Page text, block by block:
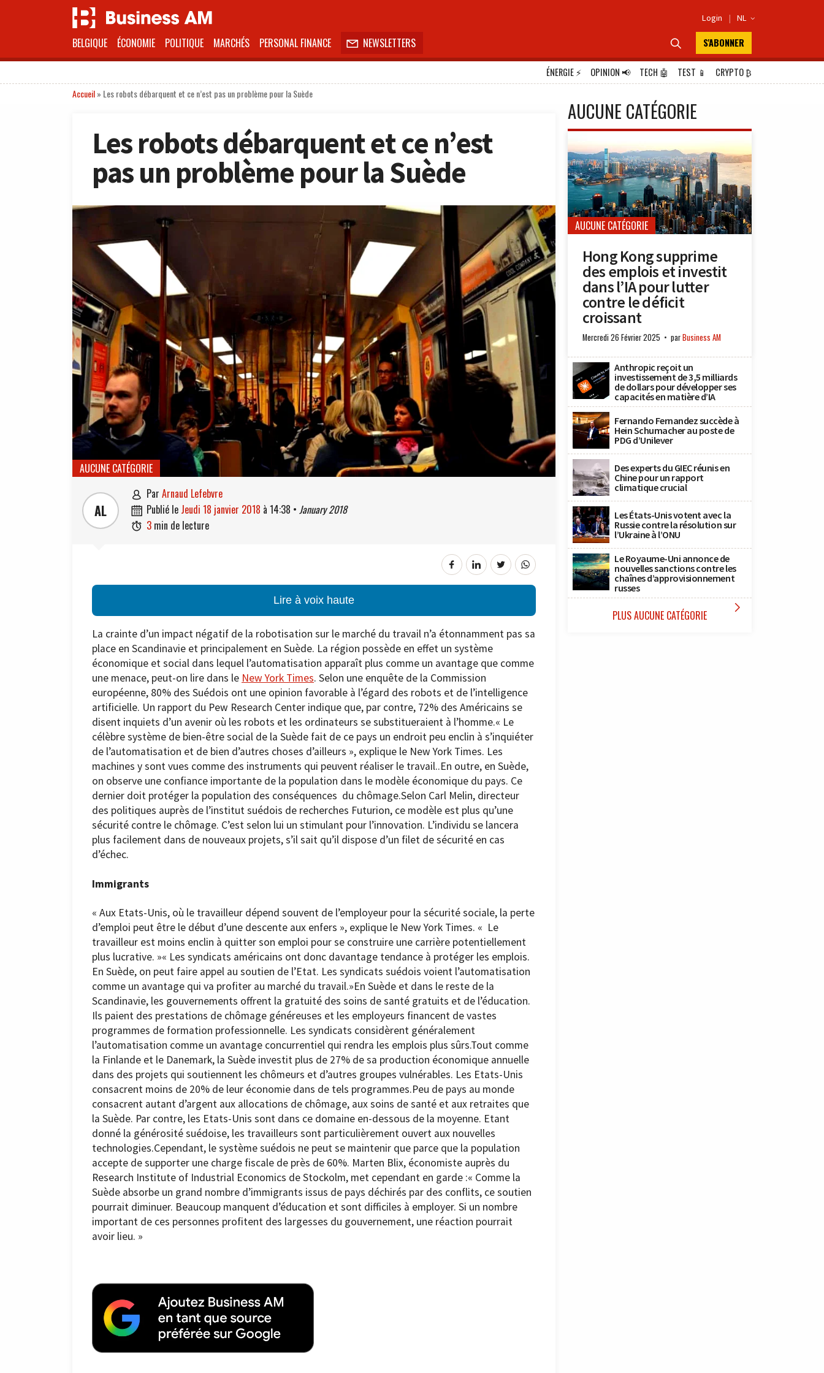
Login | NL 
BELGIQUE ÉCONOMIE POLITIQUE MARCHÉS PERSONAL FINANCE  NEWSLETTERS  S'ABONNER
ÉNERGIE⚡ OPINION📢 TECH 🤖 TEST 📱 CRYPTO₿
Accueil» Les robots débarquent et ce n’est pas un problème pour la Suède
Les robots débarquent et ce n’est
pas un problème pour la Suède
AUCUNE CATÉGORIE
AL
 par Arnaud Lefebvre
 publié le jeudi 18 janvier 2018 à 14:38 • January 2018
 3 min de lecture
Lire à voix haute
La crainte d’un impact négatif de la robotisation sur le marché du travail n’a étonnamment pas sa
place en Scandinavie et principalement en Suède. La région possède en effet un système
économique et social dans lequel l’automatisation apparaît plus comme un avantage que comme
une menace, peut-on lire dans le New York Times. Selon une enquête de la Commission
européenne, 80% des Suédois ont une opinion favorable à l’égard des robots et de l’intelligence
artificielle. Un rapport du Pew Research Center indique que, par contre, 72% des Américains se
disent inquiets d’un avenir où les robots et les ordinateurs se substitueraient à l’homme.« Le
célèbre système de bien-être social de la Suède fait de ce pays un endroit peu enclin à s’inquiéter
de l’automatisation et de bien d’autres choses d’ailleurs », explique le New York Times. Les
machines y sont vues comme des instruments qui peuvent réaliser le travail..En outre, en Suède,
on observe une confiance importante de la population dans le modèle économique du pays. Ce
dernier doit protéger la population des conséquences du chômage.Selon Carl Melin, directeur
des politiques auprès de l’institut suédois de recherches Futurion, ce modèle est plus qu’une
sécurité contre le chômage. C’est selon lui un stimulant pour l’innovation. L’individu se lancera
plus facilement dans de nouveaux projets, s’il sait qu’il dispose d’un filet de sécurité en cas
d’échec.
Immigrants
« Aux Etats-Unis, où le travailleur dépend souvent de l’employeur pour la sécurité sociale, la perte
d’emploi peut être le début d’une descente aux enfers », explique le New York Times. « Le
travailleur est moins enclin à quitter son emploi pour se construire une carrière potentiellement
plus lucrative. »« Les syndicats américains ont donc davantage tendance à protéger les emplois.
En Suède, on peut faire appel au soutien de l’Etat. Les syndicats suédois voient l’automatisation
comme un avantage qui va profiter au marché du travail.»En Suède et dans le reste de la
Scandinavie, les gouvernements offrent la gratuité des soins de santé gratuits et de l’éducation.
Ils paient des prestations de chômage généreuses et les employeurs financent de vastes
programmes de formation professionnelle. Les syndicats considèrent généralement
l’automatisation comme un avantage concurrentiel qui rendra les emplois plus sûrs.Tout comme
la Finlande et le Danemark, la Suède investit plus de 27% de sa production économique annuelle
dans des projets qui soutiennent les chômeurs et d’autres groupes vulnérables. Les Etats-Unis
consacrent moins de 20% de leur économie dans de tels programmes.Peu de pays au monde
consacrent autant d’argent aux allocations de chômage, aux soins de santé et aux retraites que
la Suède. Par contre, les Etats-Unis sont dans ce domaine en-dessous de la moyenne. Etant
donné la générosité suédoise, les travailleurs sont particulièrement ouvert aux nouvelles
technologies.Cependant, le système suédois ne peut se maintenir que parce que la population
accepte de supporter une charge fiscale de près de 60%. Marten Blix, économiste auprès du
Research Institute of Industrial Economics de Stockolm, met cependant en garde :« Comme la
Suède absorbe un grand nombre d’immigrants issus de pays déchirés par des conflits, ce soutien
pourrait diminuer. Beaucoup manquent d’éducation et sont difficiles à employer. Si un nombre
important de ces personnes profitent des largesses du gouvernement, une réaction pourrait
avoir lieu. »
AUCUNE CATÉGORIE
AUCUNE CATÉGORIE
Hong Kong supprime
des emplois et investit
dans l’IA pour lutter
contre le déficit
croissant
Mercredi 26 Février 2025 parBusiness AM
Anthropic reçoit un
investissement de 3,5 milliards
de dollars pour développer ses
capacités en matière d’IA
Fernando Fernandez succède à
Hein Schumacher au poste de
PDG d’Unilever
Des experts du GIEC réunis en
Chine pour un rapport
climatique crucial
Les États-Unis votent avec la
Russie contre la résolution sur
l’Ukraine à l’ONU
Le Royaume-Uni annonce de
nouvelles sanctions contre les
chaînes d’approvisionnement
russes
PLUS AUCUNE CATÉGORIE 